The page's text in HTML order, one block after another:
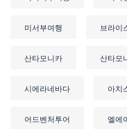
미서부여행 브라이
산타모니카 산타모
시에라네바다 아치
어드벤처투어 엘에